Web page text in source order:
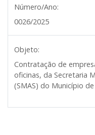
Número/Ano:
0026/2025
Objeto:
Contratação de
oficinas, da Secretaria
(SMAS) do Município